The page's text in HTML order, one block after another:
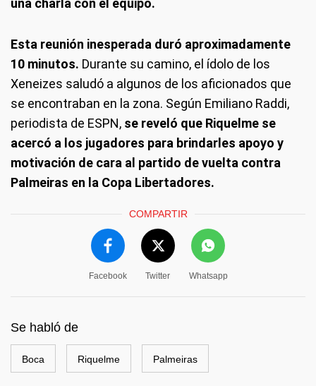
una charla con el equipo.
Esta reunión inesperada duró aproximadamente
10 minutos. Durante su camino, el ídolo de los
Xeneizes saludó a algunos de los aficionados que
se encontraban en la zona. Según Emiliano Raddi,
periodista de ESPN, se reveló que Riquelme se
acercó a los jugadores para brindarles apoyo y
motivación de cara al partido de vuelta contra
Palmeiras en la Copa Libertadores.
COMPARTIR
Facebook Twitter Whatsapp
Se habló de
Boca Riquelme Palmeiras